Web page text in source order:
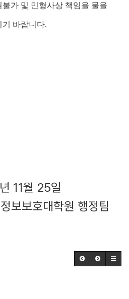
가 및 민형사상 책임을 물을
바랍니다.
11월 25일
보보호대학원 행정팀